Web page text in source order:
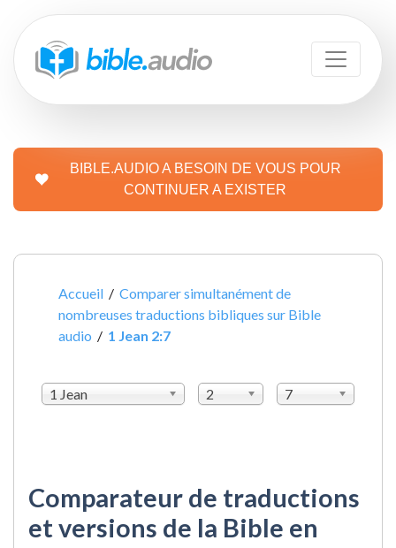
BIBLE.AUDIO A BESOIN DE VOUS POUR
CONTINUER A EXISTER
Accueil /Comparer simultanément de
nombreuses traductions bibliques sur Bible
audio / 1 Jean 2:7
1 Jean 2 7
Comparateur de traductions
et versions de la Bible en